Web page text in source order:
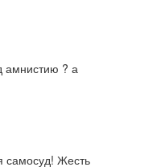
амнистию ? а
самосуд! Жесть